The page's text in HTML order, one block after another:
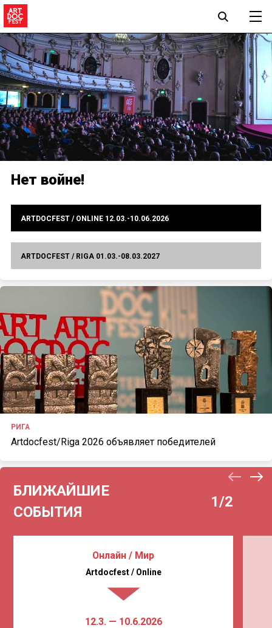
ARTDOCFEST / ONLINE 12.03.-10.06.2026
ARTDOCFEST / RIGA 01.03.-08.03.2027
Нет войне!
РИГА
Artdocfest/Riga 2026 объявляет победителей
БЛИЖАЙШИЕ
СОБЫТИЯ
1/2
Онлайн / Мир
Artdocfest / Online
12.3. — 10.6.2026